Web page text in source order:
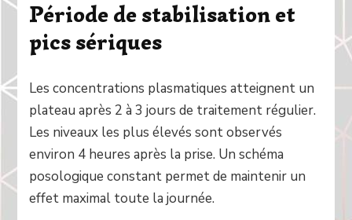
Période de stabilisation et
pics sériques
Les concentrations plasmatiques atteignent un
plateau après 2 à 3 jours de traitement régulier.
Les niveaux les plus élevés sont observés
environ 4 heures après la prise. Un schéma
posologique constant permet de maintenir un
effet maximal toute la journée.